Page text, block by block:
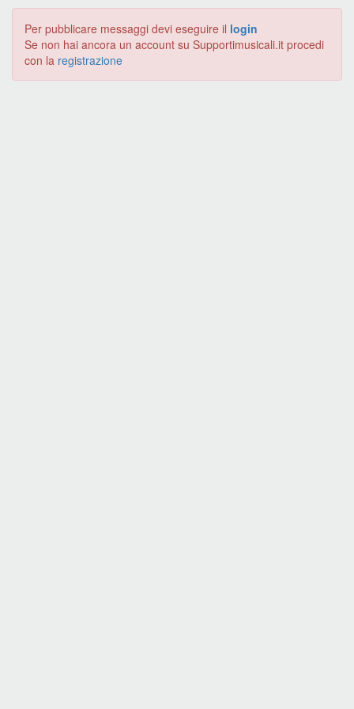
Per pubblicare messaggi devi eseguire il login
Se non hai ancora un account su Supportimusicali.it procedi
con la registrazione